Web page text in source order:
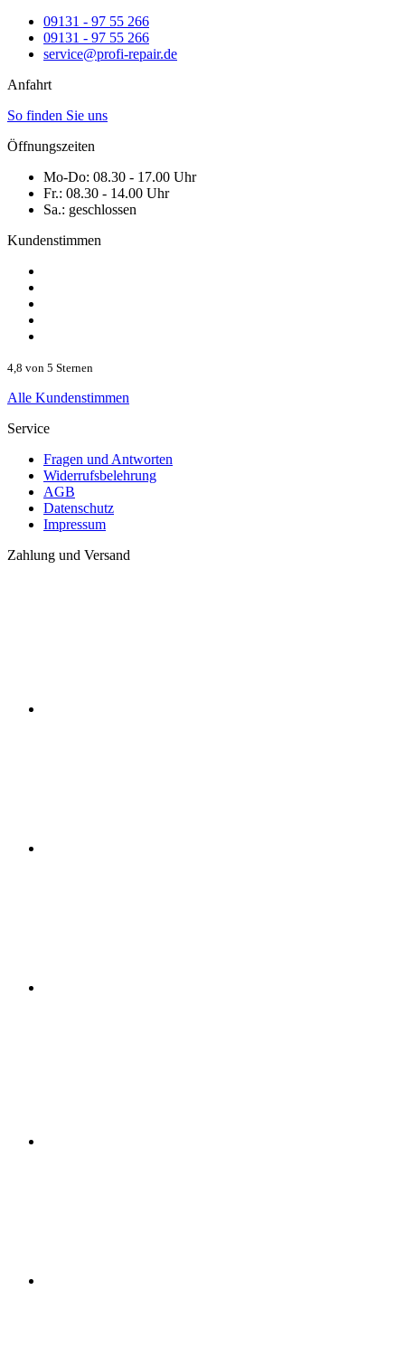
09131 - 97 55 266
09131 - 97 55 266
service@profi-repair.de
Anfahrt
So finden Sie uns
Öffnungszeiten
Mo-Do: 08.30 - 17.00 Uhr
Fr.: 08.30 - 14.00 Uhr
Sa.: geschlossen
Kundenstimmen
4,8 von 5 Sternen
Alle Kundenstimmen
Service
Fragen und Antworten
Widerrufsbelehrung
AGB
Datenschutz
Impressum
Zahlung und Versand